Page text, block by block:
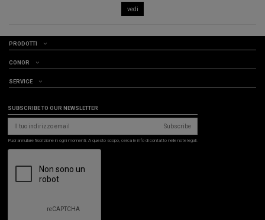
vedi
PRODOTTI
CONOR
SERVICE
SUBSCRIBE TO OUR NEWSLETTER
Subscribe
Puoi annullare l'iscrizione in ogni momenti. A questo scopo, cerca le info di contatto nelle note legali.